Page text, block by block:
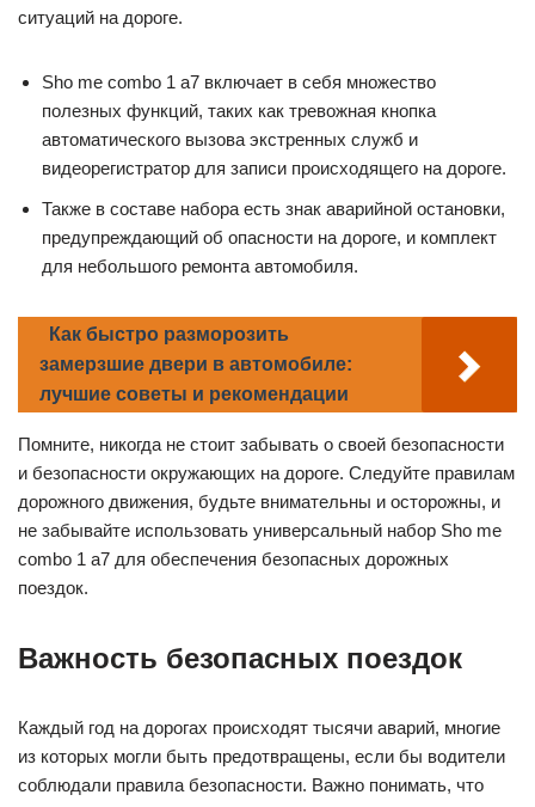
ситуаций на дороге.
Sho me combo 1 а7 включает в себя множество
полезных функций, таких как тревожная кнопка
автоматического вызова экстренных служб и
видеорегистратор для записи происходящего на дороге.
Также в составе набора есть знак аварийной остановки,
предупреждающий об опасности на дороге, и комплект
для небольшого ремонта автомобиля.
Как быстро разморозить
замерзшие двери в автомобиле:
лучшие советы и рекомендации
Помните, никогда не стоит забывать о своей безопасности
и безопасности окружающих на дороге. Следуйте правилам
дорожного движения, будьте внимательны и осторожны, и
не забывайте использовать универсальный набор Sho me
combo 1 а7 для обеспечения безопасных дорожных
поездок.
Важность безопасных поездок
Каждый год на дорогах происходят тысячи аварий, многие
из которых могли быть предотвращены, если бы водители
соблюдали правила безопасности. Важно понимать, что